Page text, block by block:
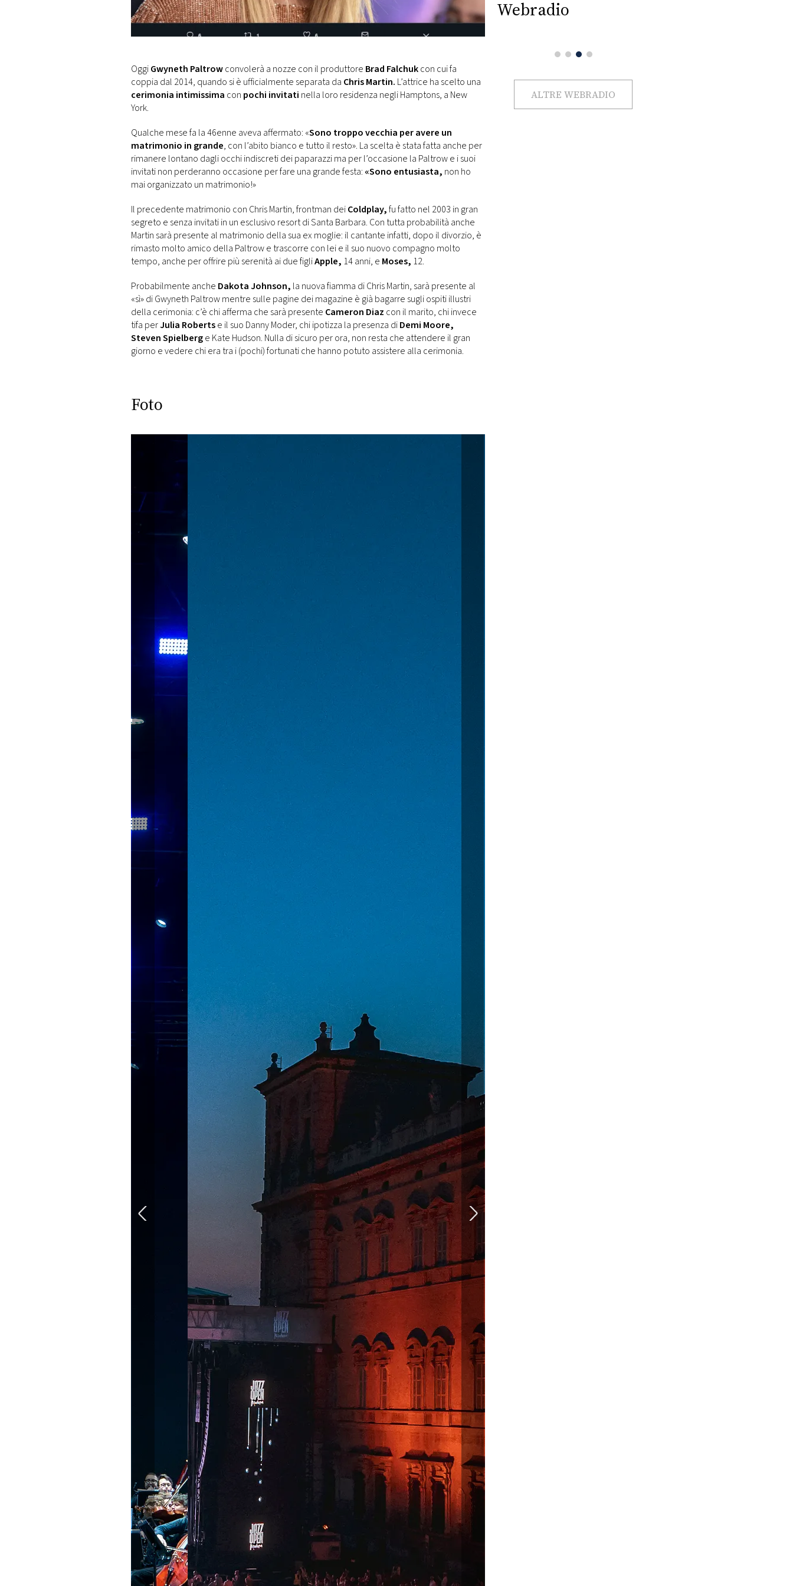
MONACO
CONSIGLIA
OggiGwyneth Paltrowconvolerà a nozze con il produttore Brad Falchukcon cui fa
coppia dal 2014, quando si è ufficialmente separata da Chris Martin. L’attrice ha scelto una
cerimonia intimissima con pochi invitati nella loro residenza negli Hamptons, a New
York.
Qualche mese fa la 46enne aveva affermato: «Sono troppo vecchia per avere un
matrimonio in grande, con l’abito bianco e tutto il resto». La scelta è stata fatta anche per
rimanere lontano dagli occhi indiscreti dei paparazzi ma per l’occasione la Paltrow e i suoi
invitati non perderanno occasione per fare una grande festa: «Sono entusiasta, non ho
mai organizzato un matrimonio!»
Il precedente matrimonio con Chris Martin, frontman deiColdplay,fu fatto nel 2003 in gran
segreto e senza invitati in un esclusivo resort di Santa Barbara. Con tutta probabilità anche
Martin sarà presente al matrimonio della sua ex moglie: il cantante infatti, dopo il divorzio, è
rimasto molto amico della Paltrow e trascorre con lei e il suo nuovo compagno molto
tempo, anche per offrire più serenità ai due figliApple, 14 anni, e Moses, 12.
Probabilmente anche Dakota Johnson, la nuova fiamma di Chris Martin, sarà presente al
«sì» di Gwyneth Paltrow mentre sulle pagine dei magazine è già bagarre sugli ospiti illustri
della cerimonia: c’è chi afferma che sarà presente Cameron Diaz con il marito, chi invece
tifa perJulia Robertse il suo Danny Moder, chi ipotizza la presenza diDemi Moore,
Steven Spielberge Kate Hudson. Nulla di sicuro per ora, non resta che attendere il gran
giorno e vedere chi era tra i (pochi) fortunati che hanno potuto assistere alla cerimonia.
Foto
Webradio
ALTRE WEBRADIO